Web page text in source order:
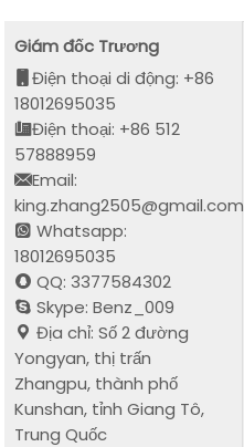
Giám đốc Trương
Điện thoại di động: +86
18012695035
Điện thoại: +86 512
57888959
Email:
king.zhang2505@gmail.com
Whatsapp:
18012695035
QQ: 3377584302
Skype: Benz_009
Địa chỉ: Số 2 đường
Yongyan, thị trấn
Zhangpu, thành phố
Kunshan, tỉnh Giang Tô,
Trung Quốc